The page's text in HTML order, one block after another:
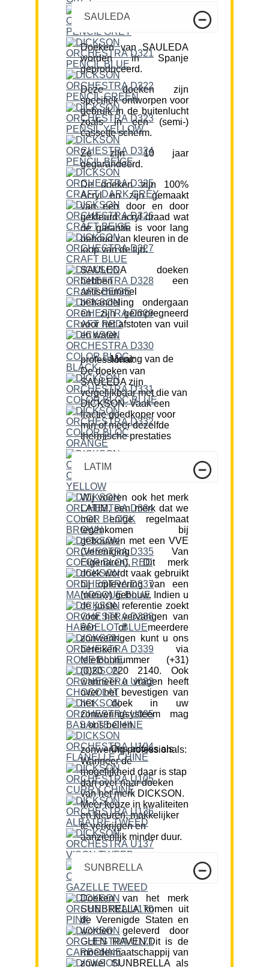
SAULEDA
Doeken van SAULEDA
worden in Spanje
geproduceerd.
Deze doeken zijn
specifiek ontworpen voor
gebruik in de buitenlucht
zoals in een (semi-)
cassette scherm.
Ze zijn 10 jaar
gegarandeerd.
De doeken zijn 100%
Acryl en zijn gemaakt
van een door en door
gekleurd acryl draad wat
de garantie is voor lang
behoud van kleuren in de
loop van de tijd.
SAULEDA doeken
hebben een
antischimmel
behandeling ondergaan
en zijn geïmpregneerd
voor het afstoten van vuil
en water.
Mening van de professional:
De doeken van
SAULEDA zijn
vergelijkbaar met die van
DICKSON. Vaak een
fractie goedkoper voor
min of meer dezelfde
thermische prestaties
LATIM
Wij voeren ook het merk
LATIM, een merk dat we
met enige regelmaat
tegenkomen bij
gebouwen met een VVE
(Vereniging Van
Eigenaren). Dit merk
doek wordt vaak gebruikt
bij oplevering van een
(nieuw) gebouw. Indien u
de juiste referentie zoekt
voor het vervangen van
één of meerdere
zonweringen kunt u ons
bereiken via
telefoonnummer (+31)
(0)20 220 2140. Ook
wanneer u vragen heeft
over het bevestigen van
het doek in uw
zonweringsysteem mag
u ons bellen.
Ons advies als zonwering professionals:
Wanneer de
mogelijkheid daar is stap
dan over naar doeken
van het merk DICKSON.
Meer keuze in kwaliteiten
en kleuren, makkelijker
te verkrijgen en
aanzienlijk minder duur.
SUNBRELLA
Doeken van het merk
SUNBRELLA komen uit
de Verenigde Staten en
worden geleverd door
GLEN RAVEN.Dit is de
moedermaatschappij van
zowel SUNBRELLA als